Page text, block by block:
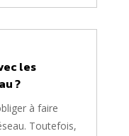
les
?
à faire
Toutefois,